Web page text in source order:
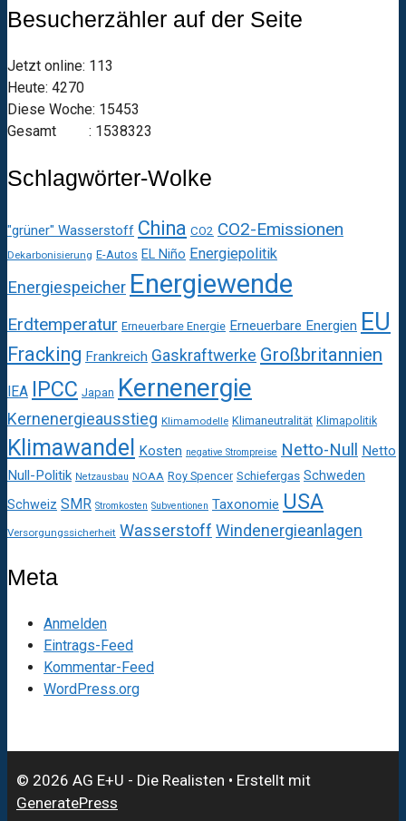
Besucherzähler auf der Seite
Jetzt online: 113
Heute: 4270
Diese Woche: 15453
Gesamt : 1538323
Schlagwörter-Wolke
"grüner" Wasserstoff China CO2 CO2-Emissionen
Dekarbonisierung E-Autos EL Niño Energiepolitik
Energiespeicher Energiewende
Erdtemperatur Erneuerbare Energie Erneuerbare Energien EU
Fracking Frankreich Gaskraftwerke Großbritannien
IEA IPCC Japan Kernenergie
Kernenergieausstieg Klimamodelle Klimaneutralität Klimapolitik
Klimawandel Kosten negative Strompreise Netto-Null Netto
Null-Politik Netzausbau NOAA Roy Spencer Schiefergas Schweden
Schweiz SMR Stromkosten Subventionen Taxonomie USA
Versorgungssicherheit Wasserstoff Windenergieanlagen
Meta
Anmelden
Eintrags-Feed
Kommentar-Feed
WordPress.org
© 2026 AG E+U - Die Realisten • Erstellt mit
GeneratePress